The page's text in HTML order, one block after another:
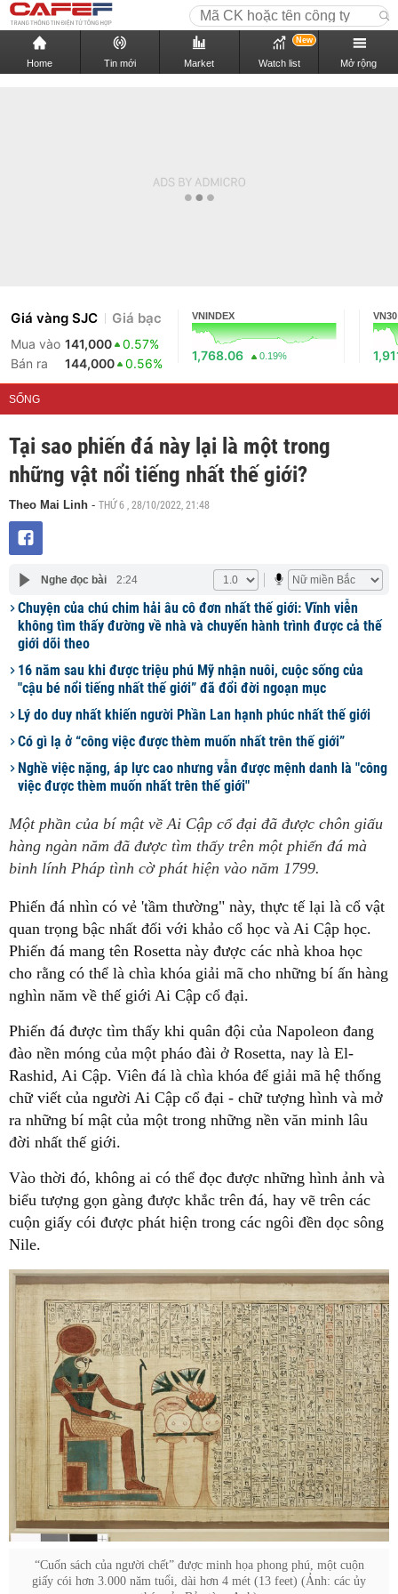
Home Tin mới Market Watch list
New
Mở rộng
Giá vàng SJC Giá bạc
Mua vào 141,000
0.57%
Bán ra
144,000 0.56%
VNINDEX
1,768.06 0.19%
VN30
SỐNG
Tại sao phiến đá này lại là một trong
những vật nổi tiếng nhất thế giới?
Theo Mai Linh - THỨ 6 , 28/10/2022, 21:48
Nghe đọc bài 2:24
Chuyện của chú chim hải âu cô đơn nhất thế giới: Vĩnh viễn
không tìm thấy đường về nhà và chuyến hành trình được cả thế
giới dõi theo
16 năm sau khi được triệu phú Mỹ nhận nuôi, cuộc sống của
"cậu bé nổi tiếng nhất thế giới” đã đổi đời ngoạn mục
Lý do duy nhất khiến người Phần Lan hạnh phúc nhất thế giới
Có gì lạ ở “công việc được thèm muốn nhất trên thế giới”
Nghề việc nặng, áp lực cao nhưng vẫn được mệnh danh là "công
việc được thèm muốn nhất trên thế giới"
Một phần của bí mật về Ai Cập cổ đại đã được chôn giấu
hàng ngàn năm đã được tìm thấy trên một phiến đá mà
binh lính Pháp tình cờ phát hiện vào năm 1799.
Phiến đá nhìn có vẻ 'tầm thường" này, thực tế lại là cổ vật
quan trọng bậc nhất đối với khảo cổ học và Ai Cập học.
Phiến đá mang tên Rosetta này được các nhà khoa học
cho rằng có thể là chìa khóa giải mã cho những bí ấn hàng
nghìn năm về thế giới Ai Cập cổ đại.
Phiến đá được tìm thấy khi quân đội của Napoleon đang
đào nền móng của một pháo đài ở Rosetta, nay là El-
Rashid, Ai Cập. Viên đá là chìa khóa để giải mã hệ thống
chữ viết của người Ai Cập cổ đại - chữ tượng hình và mở
ra những bí mật của một trong những nền văn minh lâu
đời nhất thế giới.
Vào thời đó, không ai có thể đọc được những hình ảnh và
biểu tượng gọn gàng được khắc trên đá, hay vẽ trên các
cuộn giấy cói được phát hiện trong các ngôi đền dọc sông
Nile.
“Cuốn sách của người chết” được minh họa phong phú, một cuộn
giấy cói hơn 3.000 năm tuổi, dài hơn 4 mét (13 feet) (Ảnh: các ủy